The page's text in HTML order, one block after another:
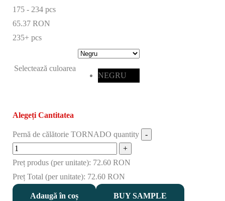
175 - 234 pcs
65.37 RON
235+ pcs
Selectează culoarea
NEGRU
Alegeți Cantitatea
Pernă de călătorie TORNADO quantity
Preț produs (per unitate): 72.60 RON
Preț Total (per unitate): 72.60 RON
Adaugă în coș BUY SAMPLE